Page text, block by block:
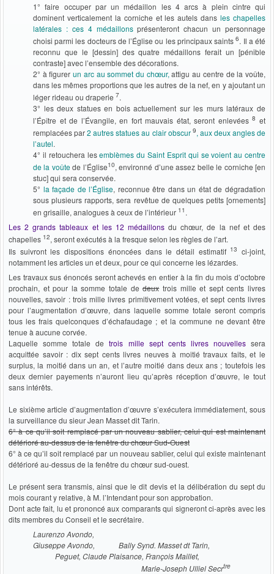
1° faire occuper par un médaillon les 4 arcs à plein cintre qui
dominent verticalement la corniche et les autels dans les chapelles
latérales : ces 4 médaillonsprésenteront chacun un personnage
choisi parmi les docteurs de l’Église ou les principaux saints6. Il a été
reconnu que le [dessin] des quatre médaillons ferait un [pénible
contraste] avec l’ensemble des décorations.
2° à figurerun arc au sommet du chœur, attigu au centre de la voûte,
dans les mêmes proportions que les autres de la nef, en y ajoutant un
léger rideau ou draperie 7.
3° les deux statues en bois actuellement sur les murs latéraux de
l’Épître et de l’Évangile, en fort mauvais état, seront enlevées8 et
remplacées par2 autres statues au clair obscur 9, aux deux angles de
l’autel.
4° il retouchera lesemblèmes du Saint Esprit qui se voient au centre
de la voûtede l’Église10, environné d’une assez belle le corniche [en
stuc] qui sera conservée.
5° la façade de l’Église, reconnue être dans un état de dégradation
sous plusieurs rapports, sera revêtue de quelques petits [ornements]
en grisaille, analogues à ceux de l’intérieur 11 .
Les 2 grands tableaux et les 12 médaillons du chœur, de la nef et des
chapelles 12, seront exécutés à la fresque selon les règles de l’art.
Ils suivront les dispositions énoncées dans le détail estimatif 13 ci-joint,
notamment les articles un et deux, pour ce qui concerne les lézardes.
Les travaux sus énoncés seront achevés en entier à la fin du mois d’octobre
prochain, et pour la somme totale dedeuxtrois mille et sept cents livres
nouvelles, savoir : trois mille livres primitivement votées, et sept cents livres
pour l’augmentation d’œuvre, dans laquelle somme totale seront compris
tous les frais quelconques d’échafaudage ; et la commune ne devant être
tenue à aucune corvée.
Laquelle somme totale detrois mille sept cents livres nouvellessera
acquittée savoir : dix sept cents livres neuves à moitié travaux faits, et le
surplus, la moitié dans un an, et l’autre moitié dans deux ans ; toutefois les
deux dernier payements n’auront lieu qu’après réception d’œuvre, le tout
sans intérêts.
Le sixième article d’augmentation d’œuvre s’exécutera immédiatement, sous
la surveillance du sieur Jean Masset dit Tarin.
6° à ce qu’il soit remplacé par un nouveau sablier, celui qui est maintenant
détérioré au-dessus de la fenêtre du chœur Sud-Ouest
6° à ce qu’il soit remplacé par un nouveau sablier, celui qui existe maintenant
détérioré au-dessus de la fenêtre du chœur sud-ouest.
Le présent sera transmis, ainsi que le dit devis et la délibération du sept du
mois courant y relative, à M. l’Intendant pour son approbation.
Dont acte fait, lu et prononcé aux comparants qui signeront ci-après avec les
dits membres du Conseil et le secrétaire.
Laurenzo Avondo,
Giuseppe Avondo, Bally Synd. Masset dt Tarin,
Peguet, Claude Plaisance, François Maillet,
Marie-Joseph Ulliel Secrtre